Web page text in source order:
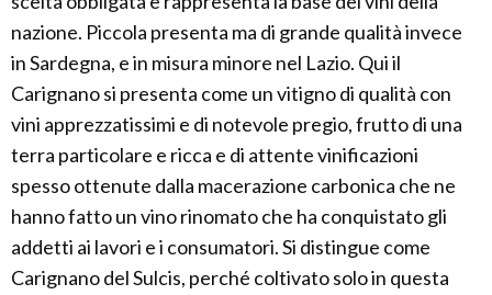
nazione. Piccola presenta ma di grande qualità invece
in Sardegna, e in misura minore nel Lazio. Qui il
Carignano si presenta come un vitigno di qualità con
vini apprezzatissimi e di notevole pregio, frutto di una
terra particolare e ricca e di attente vinificazioni
spesso ottenute dalla macerazione carbonica che ne
hanno fatto un vino rinomato che ha conquistato gli
addetti ai lavori e i consumatori. Si distingue come
Carignano del Sulcis, perché coltivato solo in questa